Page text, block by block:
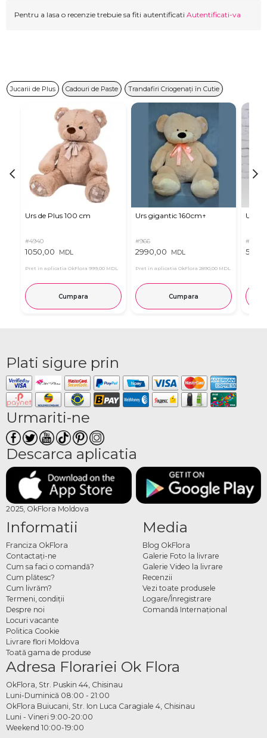
Pentru a lasa o recenzie trebuie sa fiti autentificati Autentificati-va
Jucarii de Plus Cadouri de Paste Trandafiri Criogenați în Cutie
Urs de Plus 100 cm
#4940
1050,00 MDL
Pret in aplicatia OkFlora 999,00 MDL
Cumpara
Urs gigantic 160cm↑
#966
2990,00 MDL
Pret in aplicatia OkFlora 2890,00 MDL
Cumpara
Urs
#11
Plati sigure prin
Urmariti-ne
Descarca aplicatia
2025, OkFlora Moldova
Informatii
Franciza OkFlora
Contactaţi-ne
Cum sa faci o comandă?
Cum plătesc?
Cum livrăm?
Termeni, condiţii
Despre noi
Locuri vacante
Politica Cookie
Livrare flori Moldova
Toată gama de produse
Media
Blog OkFlora
Galerie Foto la livrare
Galerie Video la livrare
Recenzii
Vezi toate produsele
Logare/Înregistrare
Comandă Internațional
Adresa Florariei Ok Flora
OkFlora, Str. Puskin 44, Chisinau
Luni-Duminică 08:00 - 21:00
OkFlora Buiucani, Str. Ion Luca Caragiale 4, Chisinau
Luni - Vineri 9:00-20:00
Weekend 10:00-19:00